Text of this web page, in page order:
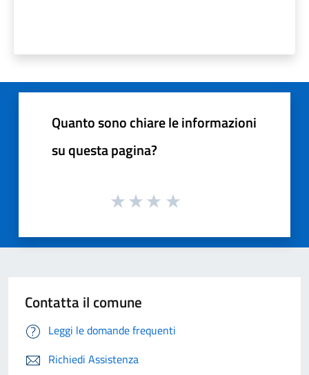
Quanto sono chiare le informazioni
su questa pagina?
Contatta il comune
Leggi le domande frequenti
Richiedi Assistenza